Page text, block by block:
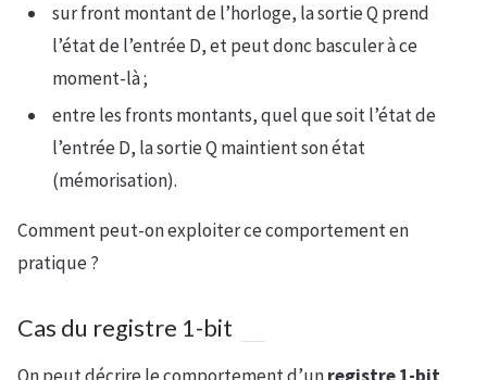
sur front montant de l’horloge, la sortie Q prend
l’état de l’entrée D, et peut donc basculer à ce
moment-là ;
entre les fronts montants, quel que soit l’état de
l’entrée D, la sortie Q maintient son état
(mémorisation).
Comment peut-on exploiter ce comportement en
pratique ?
Cas du registre 1-bit